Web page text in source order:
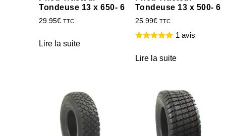
Tondeuse 13 x 650- 6
29.95€ TTC
Lire la suite
Tondeuse 13 x 500- 6
25.99€ TTC
1 avis
Lire la suite